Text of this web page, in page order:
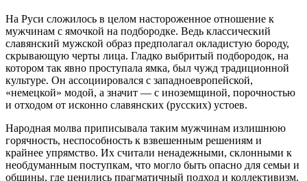
На Руси сложилось в целом настороженное отношение к
мужчинам с ямочкой на подбородке. Ведь классический
славянский мужской образ предполагал окладистую бороду,
скрывающую черты лица. Гладко выбритый подбородок, на
котором так явно проступала ямка, был чужд традиционной
культуре. Он ассоциировался с западноевропейской,
«немецкой» модой, а значит — с иноземщиной, порочностью
и отходом от исконно славянских (русских) устоев.
Народная молва приписывала таким мужчинам излишнюю
горячность, неспособность к взвешенным решениям и
крайнее упрямство. Их считали ненадежными, склонными к
необдуманным поступкам, что могло быть опасно для семьи и
общины, где ценились прагматичный подход и коллективизм.